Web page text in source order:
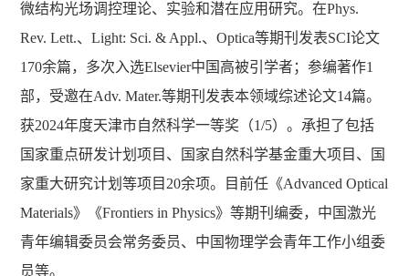
微结构光场调控理论、实验和潜在应用研究。在Phys.
Rev. Lett.、Light: Sci. & Appl.、Optica等期刊发表SCI论文
170余篇，多次入选Elsevier中国高被引学者；参编著作1
部，受邀在Adv. Mater.等期刊发表本领域综述论文14篇。
获2024年度天津市自然科学一等奖（1/5）。承担了包括
国家重点研发计划项目、国家自然科学基金重大项目、国
家重大研究计划等项目20余项。目前任《Advanced Optical
Materials》《Frontiers in Physics》等期刊编委，中国激光
青年编辑委员会常务委员、中国物理学会青年工作小组委
员等。